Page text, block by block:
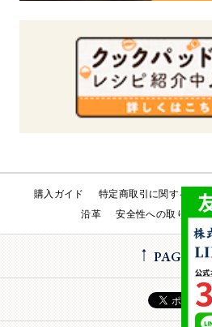
購入ガイド 特定商取引に関する法律
沿革
安全性への取り組み
PAGE